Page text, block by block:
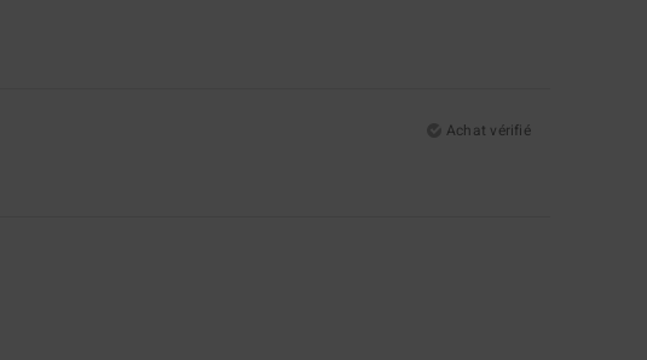
Achat vérifié